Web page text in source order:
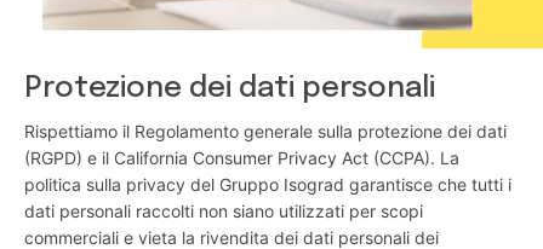
Protezione dei dati personali
Rispettiamo il Regolamento generale sulla protezione dei dati
(RGPD) e il California Consumer Privacy Act (CCPA). La
politica sulla privacy del Gruppo Isograd garantisce che tutti i
dati personali raccolti non siano utilizzati per scopi
commerciali e vieta la rivendita dei dati personali dei